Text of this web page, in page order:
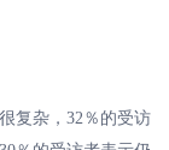
复杂，32％的受访